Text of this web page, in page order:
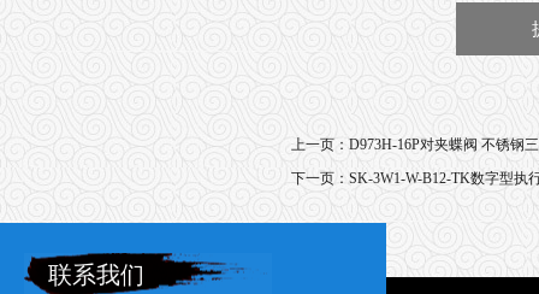
上一页：D973H-16P对夹蝶阀 不锈钢
下一页： SK-3W1-W-B12-TK数字型执
联系我们